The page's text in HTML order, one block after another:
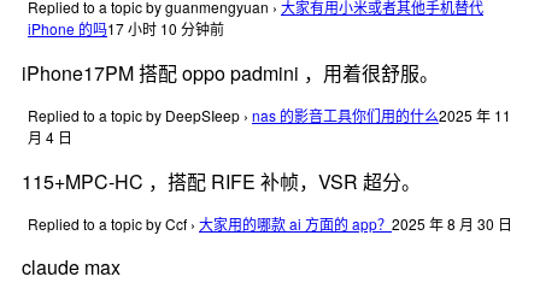
Replied to a topic by guanmengyuan › 大家有用小米或者其他手机替代
iPhone 的吗17 小时 10 分钟前
iPhone17PM 搭配 oppo padmini ，用着很舒服。
Replied to a topic by DeepSIeep › nas 的影音工具你们用的什么2025 年 11
月 4 日
115+MPC-HC ，搭配 RIFE 补帧，VSR 超分。
Replied to a topic by Ccf › 大家用的哪款 ai 方面的 app？ 2025 年 8 月 30 日
claude max